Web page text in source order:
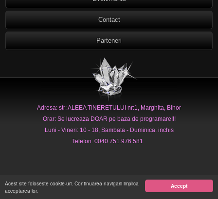
Accept
Acest site foloseste cookie-uri. Continuarea navigarii implica
acceptarea lor.
Contact
Parteneri
Adresa: str: ALEEA TINERETULUI nr:1, Marghita, Bihor
Orar: Se lucreaza DOAR pe baza de programare!!!
Luni - Vineri: 10 - 18, Sambata - Duminica: inchis
Telefon: 0040 751.976.581